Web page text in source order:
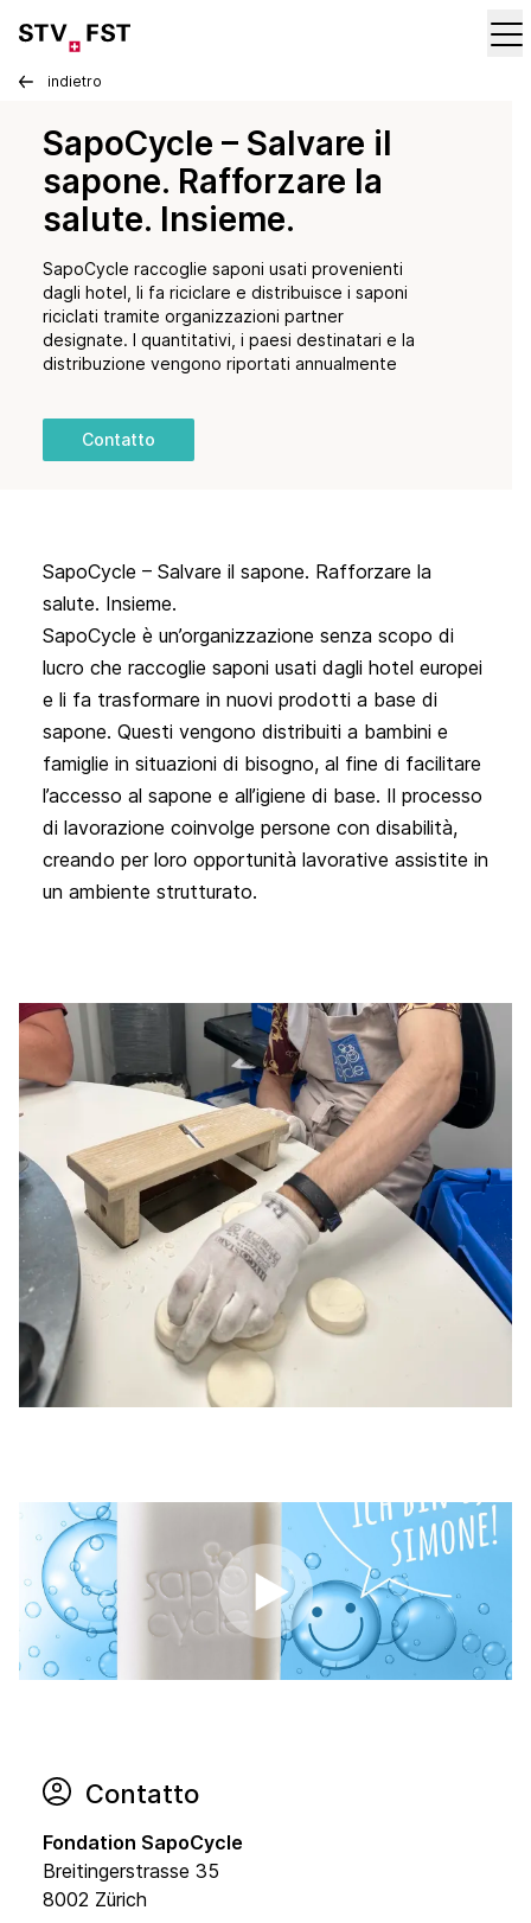
indietro
SapoCycle – Salvare il
sapone. Rafforzare la
salute. Insieme.
SapoCycle raccoglie saponi usati provenienti
dagli hotel, li fa riciclare e distribuisce i saponi
riciclati tramite organizzazioni partner
designate. I quantitativi, i paesi destinatari e la
distribuzione vengono riportati annualmente
Contatto
SapoCycle – Salvare il sapone. Rafforzare la
salute. Insieme.
SapoCycle è un’organizzazione senza scopo di
lucro che raccoglie saponi usati dagli hotel europei
e li fa trasformare in nuovi prodotti a base di
sapone. Questi vengono distribuiti a bambini e
famiglie in situazioni di bisogno, al fine di facilitare
l’accesso al sapone e all’igiene di base. Il processo
di lavorazione coinvolge persone con disabilità,
creando per loro opportunità lavorative assistite in
un ambiente strutturato.
Contatto
Fondation SapoCycle
Breitingerstrasse 35
8002 Zürich